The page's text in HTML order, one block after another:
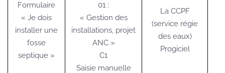
Formulaire
« Je dois
installer une
fosse
septique »
01 :
« Gestion des
installations, projet
ANC »
C1
Saisie manuelle
La CCPF
(service régie
des eaux)
Progiciel